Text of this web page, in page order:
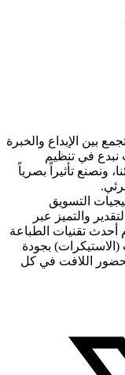
بين الإبداع والخبرة
نبدع في تنظيم
ونصنع تأثيراً بصرياً
التسويق
والتميز عبر
أحدث تقنيات الطباعة
بجودة
اللافت في كل